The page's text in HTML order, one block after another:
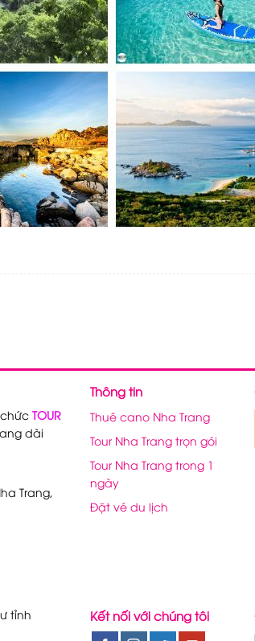
TOUR
dài
Trang,
Thông tin
Thuê cano Nha Trang
Tour Nha Trang trọn gói
Tour Nha Trang trong 1
ngày
Đặt vé du lịch
tỉnh
Kết nối với chúng tôi